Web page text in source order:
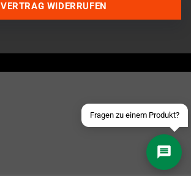
Fragen zu einem Produkt?
Schick uns eine eMail
VERTRAG WIDERRUFEN